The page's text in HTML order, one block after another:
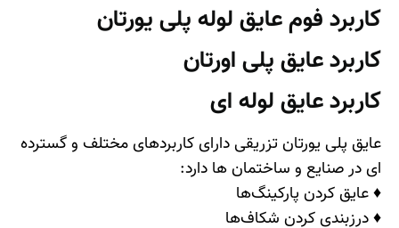
کاربرد فوم عایق لوله پلی یورتان
کاربرد عایق پلی اورتان
کاربرد عایق لوله ای
عایق پلی یورتان تزریقی دارای کاربردهای مختلف و گسترده
ای در صنایع و ساختمان ها دارد:
♦ عایق کردن پارکینگ‌ها
♦ درزبندی کردن شکاف‌ها